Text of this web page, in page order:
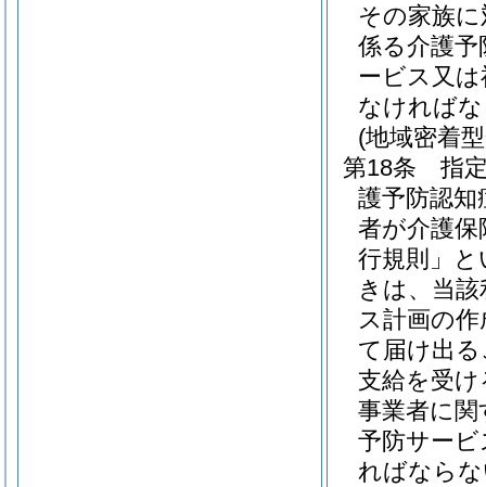
その家族
係る介護
ービス又
なければ
(地域密着
第18条
指
護予防認知
者が介護保
行規則」と
きは、当
ス計画の
て届け出
支給を受
事業者に
予防サー
ればなら